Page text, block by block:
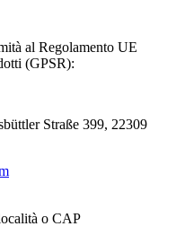
al Regolamento UE
(GPSR):
Straße 399, 22309
o CAP